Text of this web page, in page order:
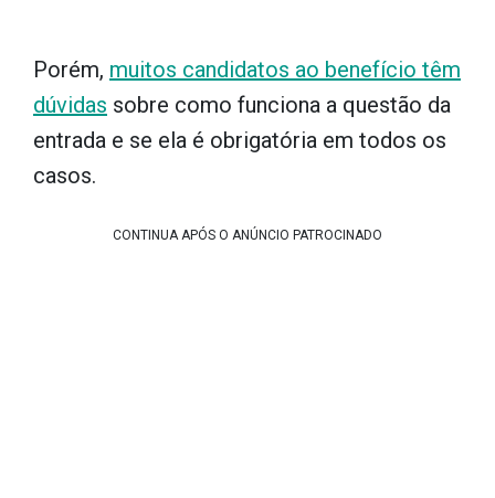
Porém, muitos candidatos ao benefício têm
dúvidas sobre como funciona a questão da
entrada e se ela é obrigatória em todos os
casos.
CONTINUA APÓS O ANÚNCIO PATROCINADO